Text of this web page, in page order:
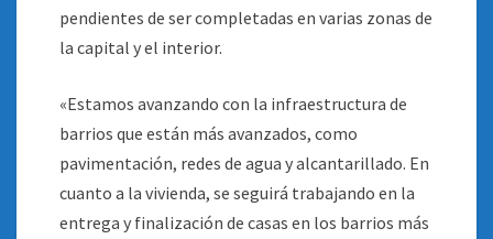
pendientes de ser completadas en varias zonas de
la capital y el interior.
«Estamos avanzando con la infraestructura de
barrios que están más avanzados, como
pavimentación, redes de agua y alcantarillado. En
cuanto a la vivienda, se seguirá trabajando en la
entrega y finalización de casas en los barrios más